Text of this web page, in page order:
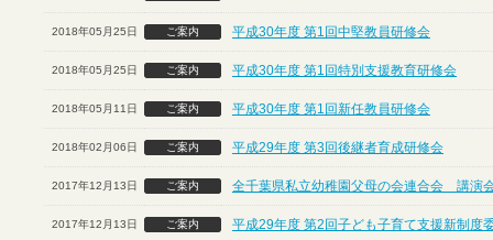
2018年05月25日 ご案内 平成30年度 第1回中堅教員研修会
2018年05月25日 ご案内 平成30年度 第1回特別支援教育研修会
2018年05月11日 ご案内 平成30年度 第1回新任教員研修会
2018年02月06日 ご案内 平成29年度 第3回後継者育成研修会
2017年12月13日 ご案内 全千葉県私立幼稚園父母の会連合会 講演
2017年12月13日 ご案内 平成29年度 第2回子ども子育て支援新制度